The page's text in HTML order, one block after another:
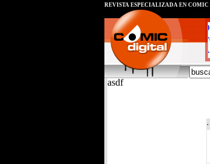
REVISTA ESPECIALIZADA EN CÓMIC
asdf
·